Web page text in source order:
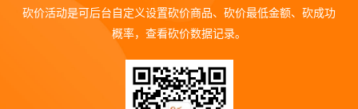
砍价活动是可后台自定义设置砍价商品、砍价最低金额、砍成功
概率，查看砍价数据记录。